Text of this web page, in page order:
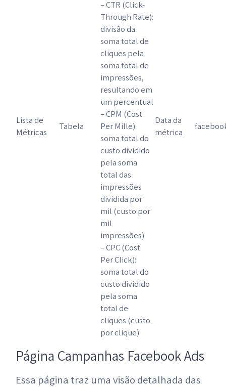
Lista de
Métricas
Tabela
– CTR (Click-
Through Rate):
divisão da
soma total de
cliques pela
soma total de
impressões,
resultando em
um percentual
– CPM (Cost
Per Mille):
soma total do
custo dividido
pela soma
total das
impressões
dividida por
mil (custo por
mil
impressões)
– CPC (Cost
Per Click):
soma total do
custo dividido
pela soma
total de
cliques (custo
por clique)
Data da
métrica
Página Campanhas Facebook Ads
Essa página traz uma visão detalhada das